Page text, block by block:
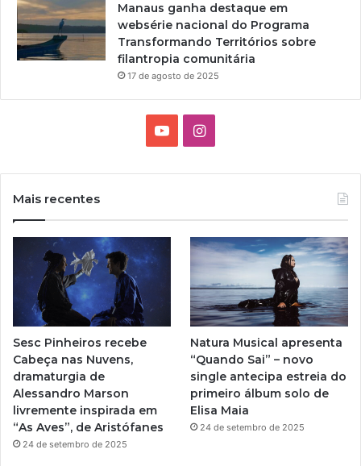
Manaus ganha destaque em
websérie nacional do Programa
Transformando Territórios sobre
filantropia comunitária
17 de agosto de 2025
e
I
g
r
a
m
Mais recentes
Sesc Pinheiros recebe
Cabeça nas Nuvens,
dramaturgia de
Alessandro Marson
livremente inspirada em
“As Aves”, de Aristófanes
24 de setembro de 2025
Natura Musical apresenta
“Quando Sai” – novo
single antecipa estreia do
primeiro álbum solo de
Elisa Maia
24 de setembro de 2025